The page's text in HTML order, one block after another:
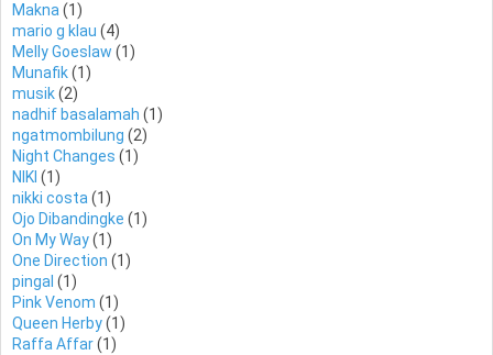
Makna (1)
mario g klau (4)
Melly Goeslaw (1)
Munafik(1)
musik(2)
nadhif basalamah (1)
ngatmombilung (2)
Night Changes (1)
NIKI (1)
nikki costa (1)
Ojo Dibandingke (1)
On My Way(1)
One Direction (1)
pingal (1)
Pink Venom (1)
Queen Herby(1)
Raffa Affar(1)